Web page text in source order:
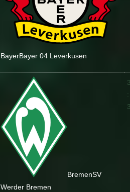
BayerBayer 04 Leverkusen
BremenSV
Werder Bremen
: